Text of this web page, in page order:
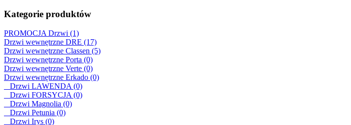
Kategorie produktów
PROMOCJA Drzwi (1)
Drzwi wewnętrzne DRE (17)
Drzwi wewnętrzne Classen (5)
Drzwi wewnętrzne Porta (0)
Drzwi wewnętrzne Verte (0)
Drzwi wewnętrzne Erkado (0)
Drzwi LAWENDA (0)
Drzwi FORSYCJA (0)
Drzwi Magnolia (0)
Drzwi Petunia (0)
Drzwi Irys (0)